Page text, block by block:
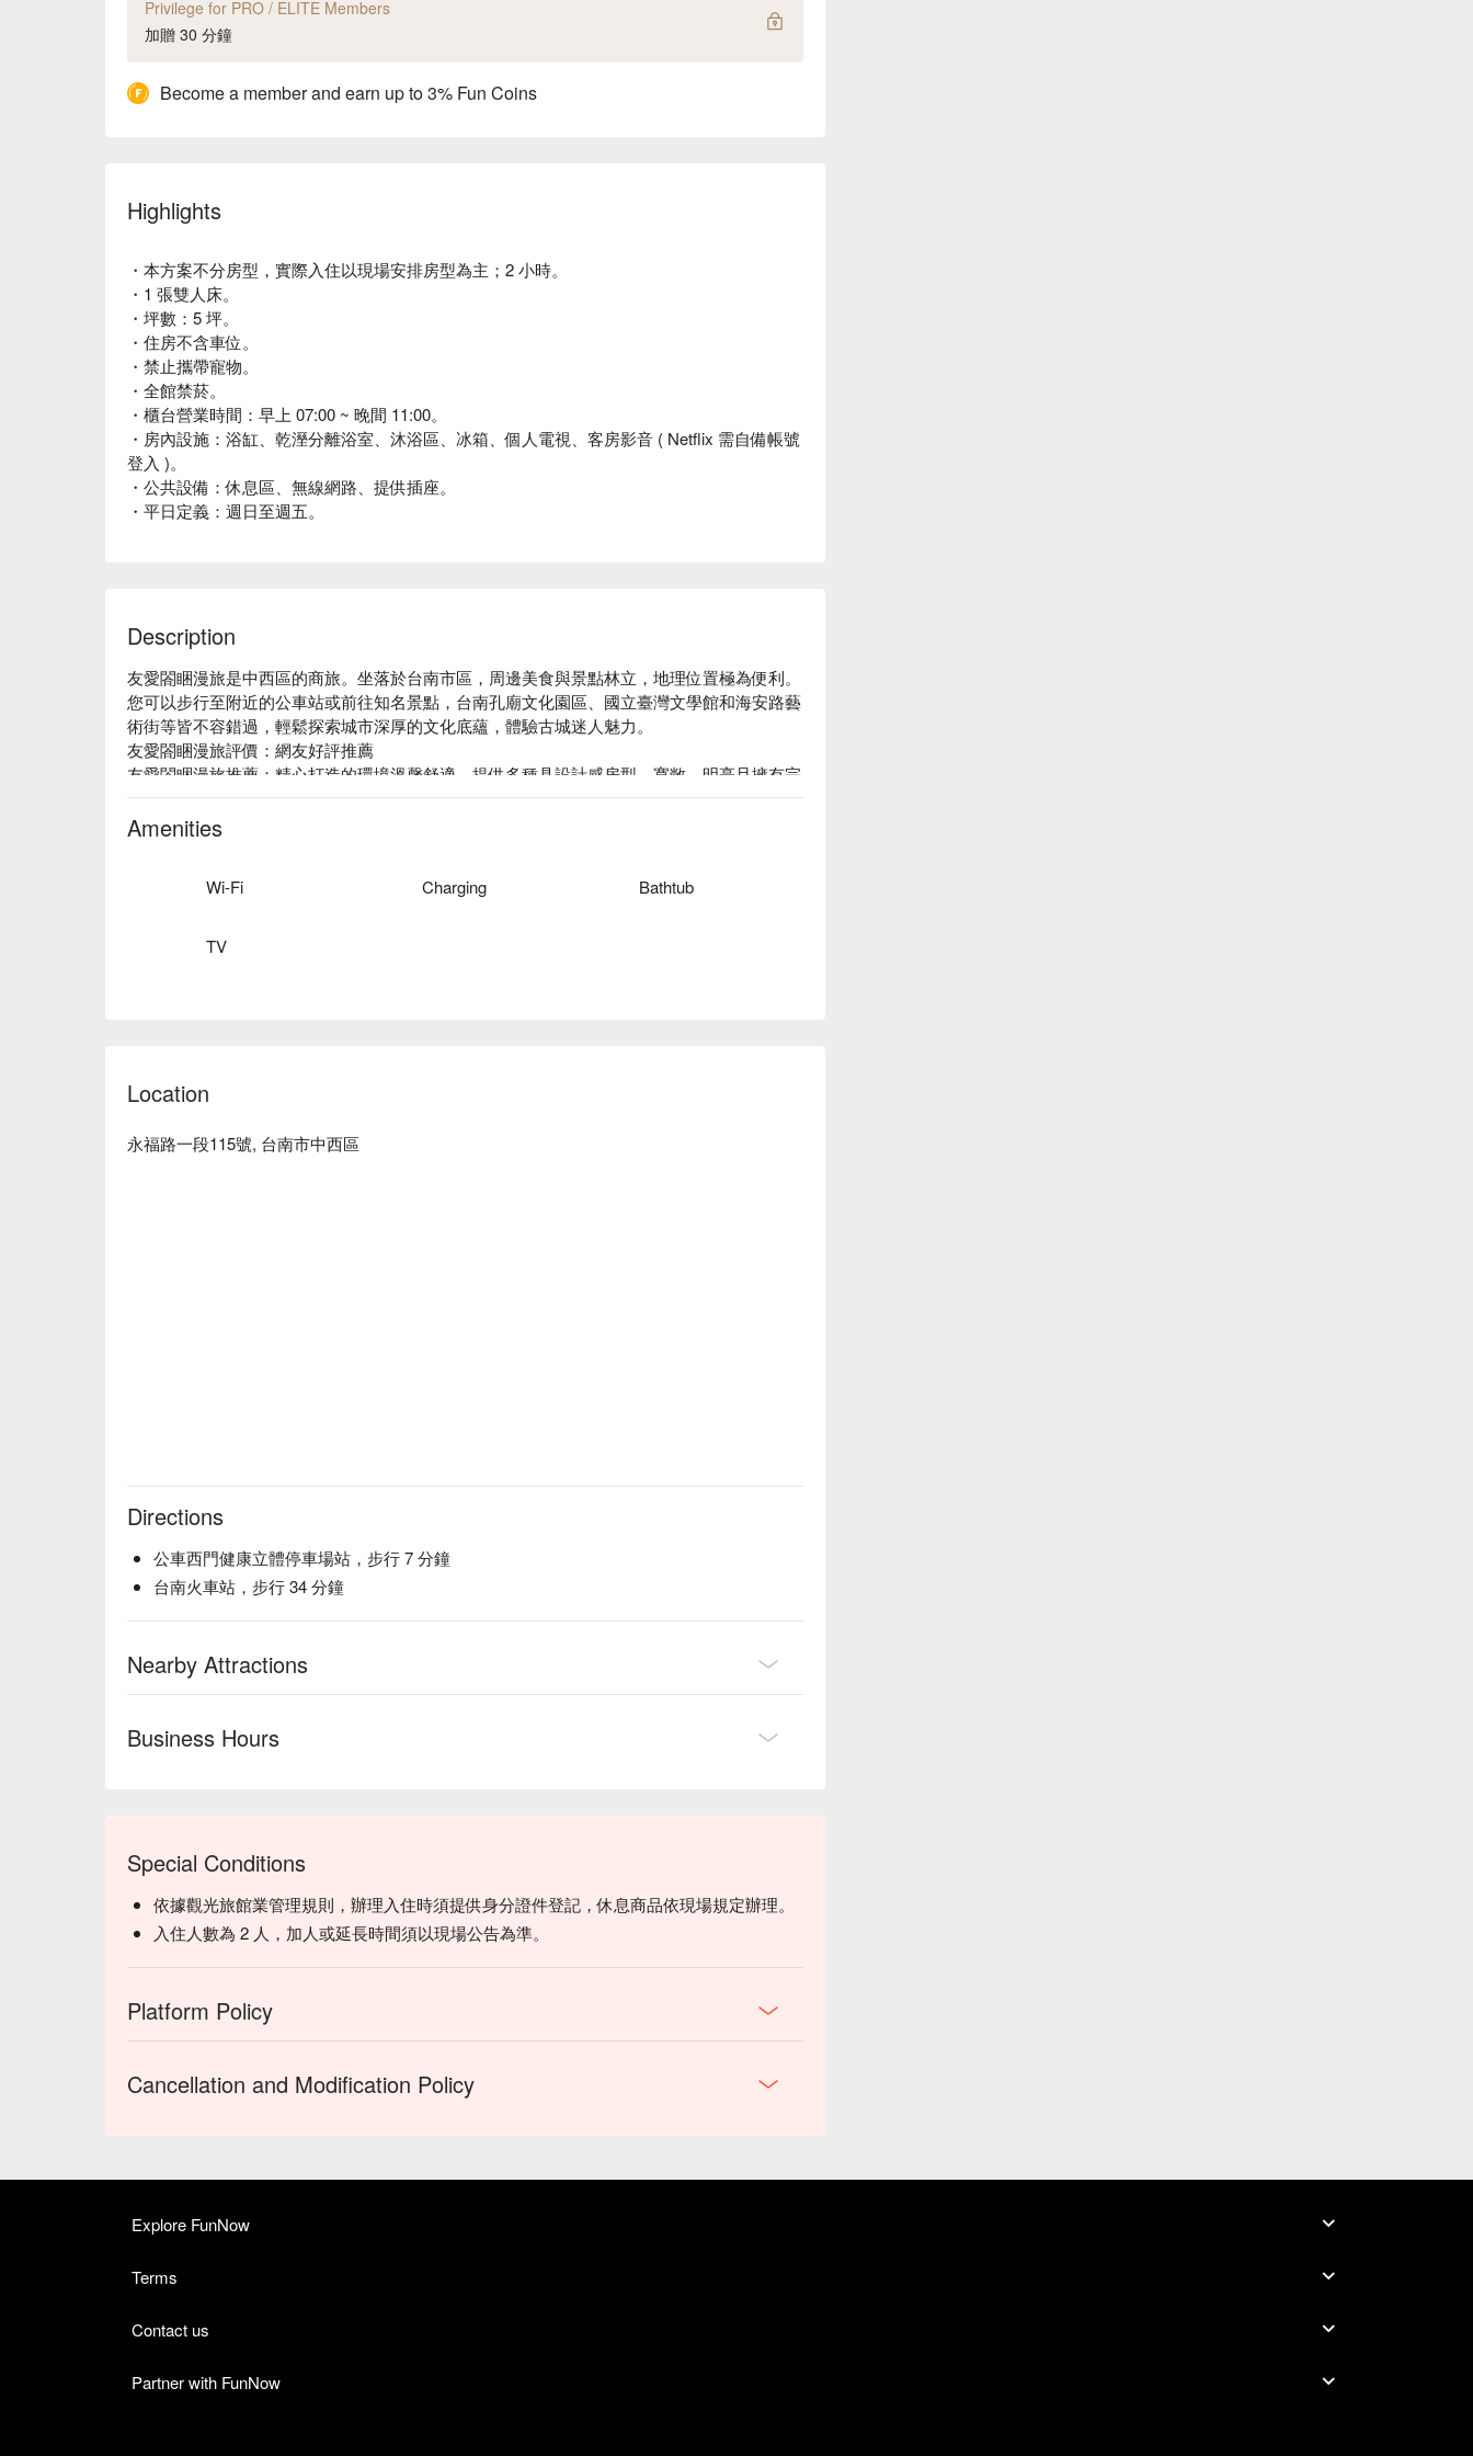
Privilege for PRO / ELITE Members
加贈 30 分鐘
Become a member and earn up to 3% Fun Coins
Highlights
・本方案不分房型，實際入住以現場安排房型為主；2 小時。
・1 張雙人床。
・坪數：5 坪。
・住房不含車位。
・禁止攜帶寵物。
・全館禁菸。
・櫃台營業時間：早上 07:00 ~ 晚間 11:00。
・房內設施：浴缸、乾溼分離浴室、沐浴區、冰箱、個人電視、客房影音 ( Netflix 需自備帳號
登入 )。
・公共設備：休息區、無線網路、提供插座。
・平日定義：週日至週五。
Description
友愛閤睏漫旅是中西區的商旅。坐落於台南市區，周邊美食與景點林立，地理位置極為便利。
您可以步行至附近的公車站或前往知名景點，台南孔廟文化園區、國立臺灣文學館和海安路藝
術街等皆不容錯過，輕鬆探索城市深厚的文化底蘊，體驗古城迷人魅力。
友愛閤睏漫旅評價：網友好評推薦
友愛閤睏漫旅推薦：精心打造的環境溫馨舒適，提供多種具設計感房型，寬敞、明亮且擁有完
善設備。旅人能盡情放鬆身心，感受如同家一般的溫暖休憩。
友愛閤睏漫旅優惠、友愛閤睏漫旅住宿方案、友愛閤睏漫旅休息方案立刻查看⬇︎
Amenities
Wi-Fi Charging Bathtub
TV
Location
永福路一段115號, 台南市中西區
Directions
公車西門健康立體停車場站，步行 7 分鐘
台南火車站，步行 34 分鐘
Nearby Attractions
Business Hours
Special Conditions
依據觀光旅館業管理規則，辦理入住時須提供身分證件登記，休息商品依現場規定辦理。
入住人數為 2 人，加人或延長時間須以現場公告為準。
Platform Policy
Cancellation and Modification Policy
Explore FunNow
Terms
Contact us
Partner with FunNow